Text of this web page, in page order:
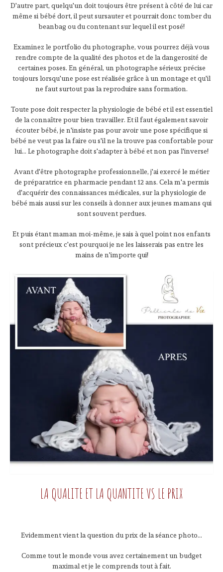
D'autre part, quelqu'un doit toujours être présent à côté de lui car
même si bébé dort, il peut sursauter et pourrait donc tomber du
beanbag ou du contenant sur lequel il est posé!
Examinez le portfolio du photographe, vous pourrez déjà vous
rendre compte de la qualité des photos et de la dangerosité de
certaines poses. En général, un photographe sérieux précise
toujours lorsqu'une pose est réalisée grâce à un montage et qu'il
ne faut surtout pas la reproduire sans formation.
Toute pose doit respecter la physiologie de bébé et il est essentiel
de la connaître pour bien travailler. Et il faut également savoir
écouter bébé, je n'insiste pas pour avoir une pose spécifique si
bébé ne veut pas la faire ou s'il ne la trouve pas confortable pour
lui... Le photographe doit s'adapter à bébé et non pas l'inverse!
Avant d'être photographe professionnelle, j'ai exercé le métier
de préparatrice en pharmacie pendant 12 ans. Cela m'a permis
d'acquérir des connaissances médicales, sur la physiologie de
bébé mais aussi sur les conseils à donner aux jeunes mamans qui
sont souvent perdues.
Et puis étant maman moi-même, je sais à quel point nos enfants
sont précieux c'est pourquoi je ne les laisserais pas entre les
mains de n'importe qui!
LA QUALITE ET LA QUANTITE VS LE PRIX
Evidemment vient la question du prix de la séance photo...
Comme tout le monde vous avez certainement un budget
maximal et je le comprends tout à fait.